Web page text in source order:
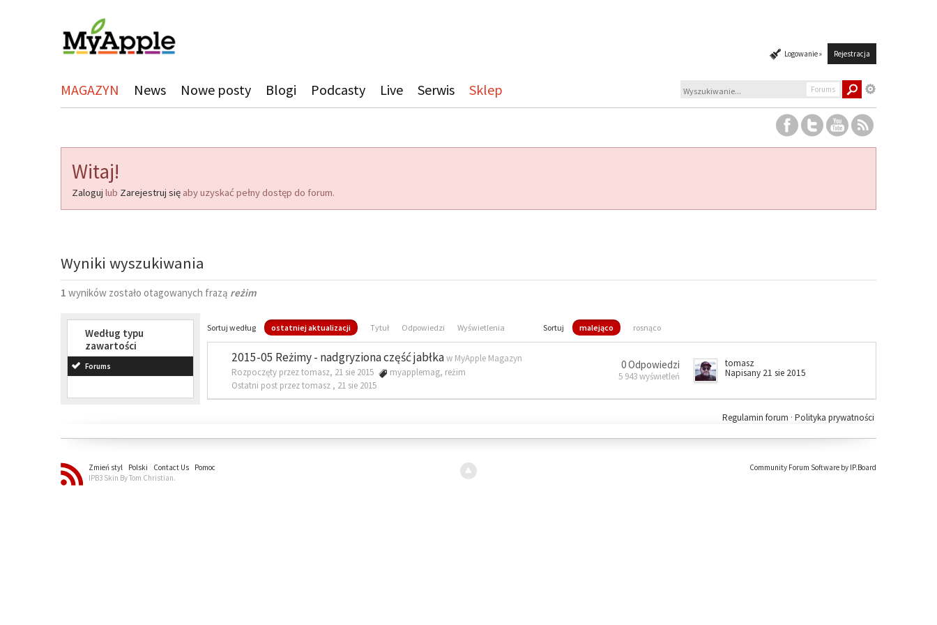
Logowanie » Rejestracja
MAGAZYN News Nowe posty Blogi Podcasty Live Serwis Sklep Forums
Witaj!
Zaloguj lub Zarejestruj się aby uzyskać pełny dostęp do forum.
Wyniki wyszukiwania
1 wyników zostało otagowanych frazą reżim
Według typu
zawartości
Forums
Sortuj według ostatniej aktualizacji Tytuł Odpowiedzi Wyświetlenia Sortuj malejąco rosnąco
2015-05 Reżimy - nadgryziona część jabłkaw MyApple Magazyn
Rozpoczęty przez tomasz, 21 sie 2015
myapplemag, reżim
Ostatni post przez tomasz , 21 sie 2015
0 Odpowiedzi
5 943 wyświetleń
tomasz
Napisany 21 sie 2015
Polityka prywatności
Regulamin forum ·
Zmień styl Polski Contact Us
Pomoc
IPB3 Skin By Tom Christian.
Community Forum Software by IP.Board